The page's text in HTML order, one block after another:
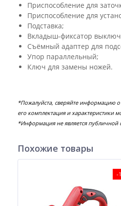
Приспособление для
Приспособление для
Подставка;
Вкладыш-фиксатор
Съёмный адаптер для
Упор параллельный;
Ключ для замены ножей.
*Пожалуйста, сверяйте информацию
его комплектация и характеристики
*Информация не является публичной
Похожие товары
-